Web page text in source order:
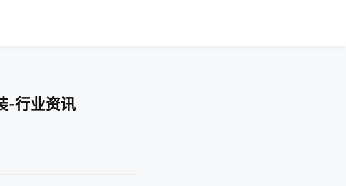
-行业资讯